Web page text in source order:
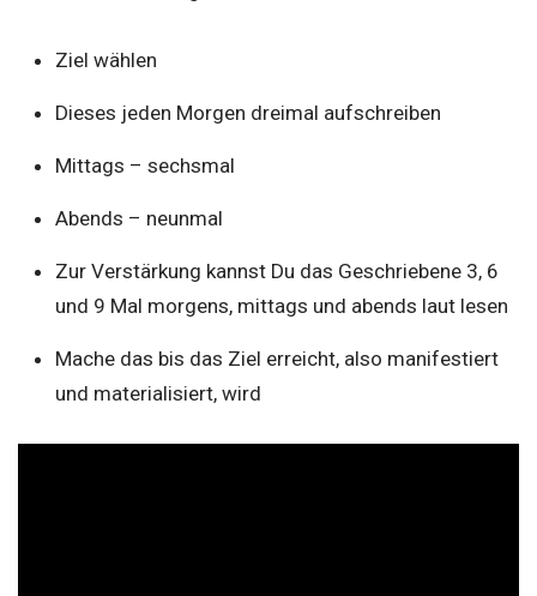
Ziel wählen
Dieses jeden Morgen dreimal aufschreiben
Mittags – sechsmal
Abends – neunmal
Zur Verstärkung kannst Du das Geschriebene 3, 6
und 9 Mal morgens, mittags und abends laut lesen
Mache das bis das Ziel erreicht, also manifestiert
und materialisiert, wird